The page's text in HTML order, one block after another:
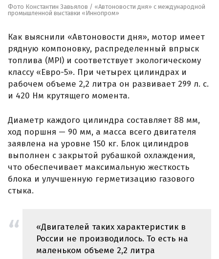
Фото Константин Завьялов / «Автоновости дня» с международной
промышленной выставки «Иннопром»
Как выяснили «Автоновости дня», мотор имеет
рядную компоновку, распределенный впрыск
топлива (MPI) и соответствует экологическому
классу «Евро-5». При четырех цилиндрах и
рабочем объеме 2,2 литра он развивает 299 л. с.
и 420 Нм крутящего момента.
Диаметр каждого цилиндра составляет 88 мм,
ход поршня — 90 мм, а масса всего двигателя
заявлена на уровне 150 кг. Блок цилиндров
выполнен с закрытой рубашкой охлаждения,
что обеспечивает максимальную жесткость
блока и улучшенную герметизацию газового
стыка.
«Двигателей таких характеристик в
России не производилось. То есть на
маленьком объеме 2,2 литра